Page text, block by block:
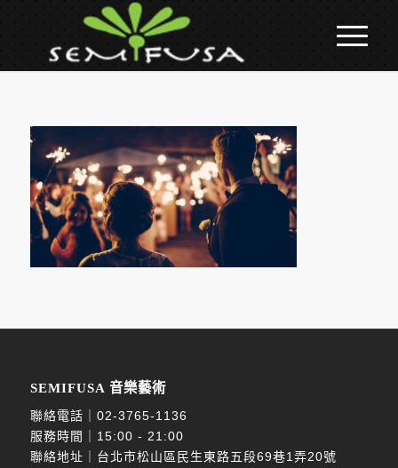
SEMIFUSA 音樂藝術
聯絡電話｜ 02-3765-1136
服務時間｜15:00 - 21:00
聯絡地址｜台北市松山區民生東路五段69巷1弄20號